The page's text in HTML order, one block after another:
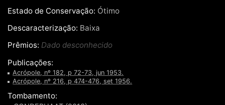
Estado de Conservação: Ótimo
Descaracterização: Baixa
Prêmios: Dado desconhecido
Publicações:
Acrópole, nº 182, p 72-73, jun 1953.
Acrópole, nº 216, p 474-476, set 1956.
Tombamento: